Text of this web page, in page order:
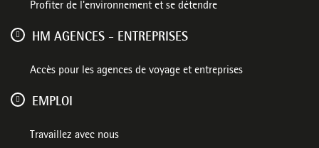
Profiter de l'environnement et se détendre
HM AGENCES - ENTREPRISES
Accès pour les agences de voyage et entreprises
EMPLOI
Travaillez avec nous